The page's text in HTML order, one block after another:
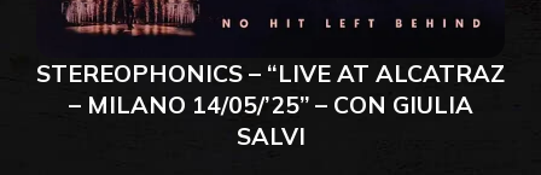
STEREOPHONICS – “LIVE AT ALCATRAZ
– MILANO 14/05/’25” – CON GIULIA
SALVI